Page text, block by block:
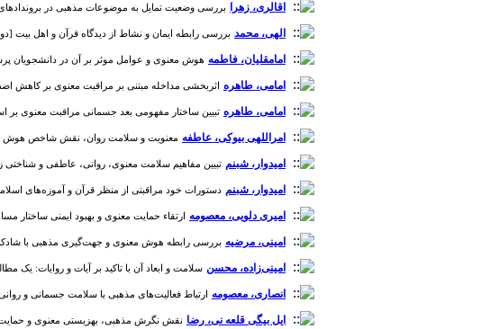
اقالری، زهرا بررسی وضعیت تمایل به موضوعات مذهبی در بروندادهای
الهی، محمد بررسی رابطه ایمان و نشاط از دیدگاه قرآن و اهل بیت [دوره 11،
امامقلیان، فاطمه هوش معنوی و عوامل موثر بر آن در دانشجویان
امامی، طاهره اثربخشی مداخله مبتنی بر مراقبت معنوی بر کاهش
امامی، طاهره تبیین ساختار مفهومی بعد جسمانی مراقبت معنوی بر اساس
امراللهی بیوکی، عاطفه معنویت و سلامت روان، نقش شاخص هوش معنوی
امیدوار، شبنم تبیین مفاهیم سلامت معنوی، روانی، عاطفی و شناختی زنان
امیدوار، شبنم دستورات خود مراقبتی از منظر قرآن و آموزه‌های اسلامی
امیری دلویی، معصومه ارتقاء حمایت معنوی و بهبود ایمنی ساختار
امینی، مرضیه بررسی رابطه هوش معنوی و جهت‌گیری مذهبی با شادکامی
امینی‌زاده، محسن سلامت و ابعاد آن با تاکید بر آیات و روایات: یک مطالعه
انصاری، معصومه ارتباط فعالیت‌های مذهبی با سلامت جسمانی و روانی
ایل بیگی قلعه نی، رضا نقش نگرش مذهبی، بهزیستی معنوی و حمایت